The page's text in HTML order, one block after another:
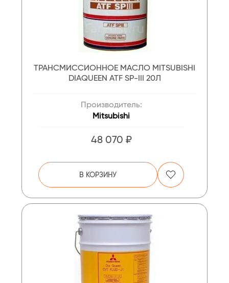
ТРАНСМИССИОННОЕ МАСЛО MITSUBISHI
DIAQUEEN ATF SP-III 20Л
Производитель:
Mitsubishi
48 070 ₽
В КОРЗИНУ